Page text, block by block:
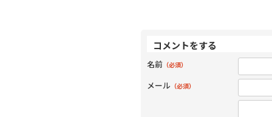
コメントをする
名前 （必須）
メール （必須）